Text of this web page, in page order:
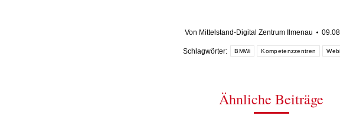
Von Mittelstand-Digital Zentrum Ilmenau
Schlagwörter: BMWi Kompetenzzentren
Ähnliche Beiträge